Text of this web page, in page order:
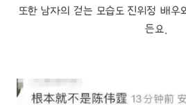
또한 남자의 걷는 모습도 진위정 배
든요.